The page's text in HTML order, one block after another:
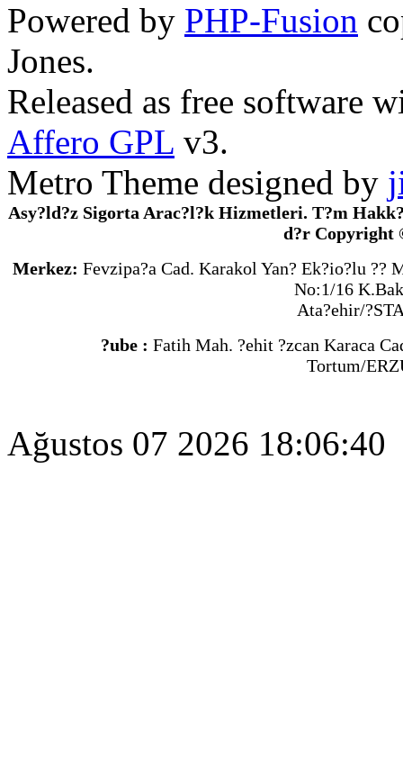
Powered by PHP-Fusion
Jones.
Released as free software
Affero GPL v3.
Metro Theme designed by
Asy?ld?z Sigorta Arac?l?k Hizmetleri. T?m
d?r Copyright
Merkez: Fevzipa?a Cad. Karakol Yan? Ek?io?lu ??
No:1/16
Ata?ehir/
?ube : Fatih Mah. ?ehit ?zcan Karaca
Tortum/
Ağustos 07 2026 18:06:40